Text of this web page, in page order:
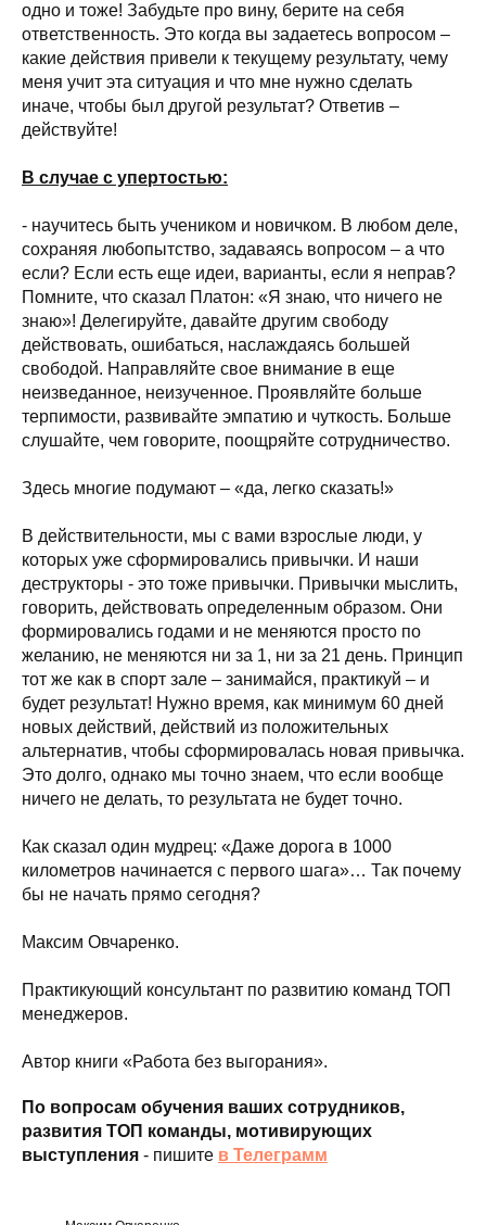
одно и тоже! Забудьте про вину, берите на себя
ответственность. Это когда вы задаетесь вопросом –
какие действия привели к текущему результату, чему
меня учит эта ситуация и что мне нужно сделать
иначе, чтобы был другой результат? Ответив –
действуйте!
В случае с упертостью:
- научитесь быть учеником и новичком. В любом деле,
сохраняя любопытство, задаваясь вопросом – а что
если? Если есть еще идеи, варианты, если я неправ?
Помните, что сказал Платон: «Я знаю, что ничего не
знаю»! Делегируйте, давайте другим свободу
действовать, ошибаться, наслаждаясь большей
свободой. Направляйте свое внимание в еще
неизведанное, неизученное. Проявляйте больше
терпимости, развивайте эмпатию и чуткость. Больше
слушайте, чем говорите, поощряйте сотрудничество.
Здесь многие подумают – «да, легко сказать!»
В действительности, мы с вами взрослые люди, у
которых уже сформировались привычки. И наши
деструкторы - это тоже привычки. Привычки мыслить,
говорить, действовать определенным образом. Они
формировались годами и не меняются просто по
желанию, не меняются ни за 1, ни за 21 день. Принцип
тот же как в спорт зале – занимайся, практикуй – и
будет результат! Нужно время, как минимум 60 дней
новых действий, действий из положительных
альтернатив, чтобы сформировалась новая привычка.
Это долго, однако мы точно знаем, что если вообще
ничего не делать, то результата не будет точно.
Как сказал один мудрец: «Даже дорога в 1000
километров начинается с первого шага»… Так почему
бы не начать прямо сегодня?
Максим Овчаренко.
Практикующий консультант по развитию команд ТОП
менеджеров.
Автор книги «Работа без выгорания».
По вопросам обучения ваших сотрудников,
развития ТОП команды, мотивирующих
выступления - пишите в Телеграмм